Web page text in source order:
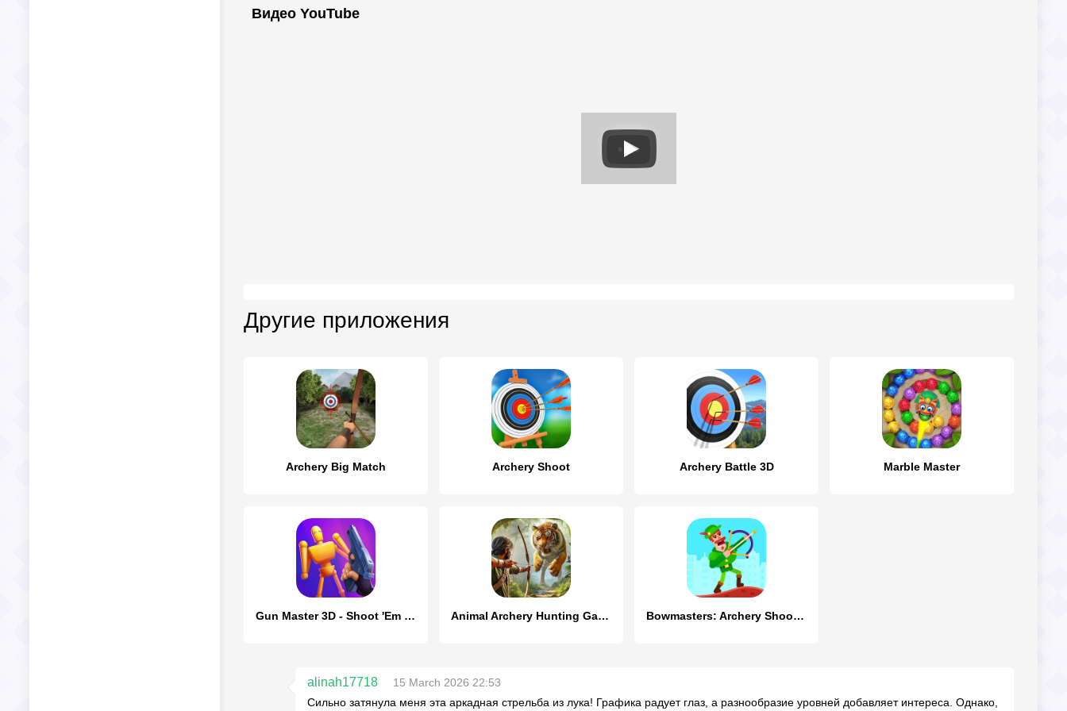
Видео YouTube
Другие приложения
Archery Big Match Archery Shoot Archery Battle 3D Marble Master
Gun Master 3D - Shoot 'Em Down Animal Archery Hunting Games Bowmasters: Archery Shooting
alinah17718
15 March 2026 22:53
Сильно затянула меня эта аркадная стрельба из лука! Графика радует глаз, а разнообразие уровней добавляет интереса. Однако,